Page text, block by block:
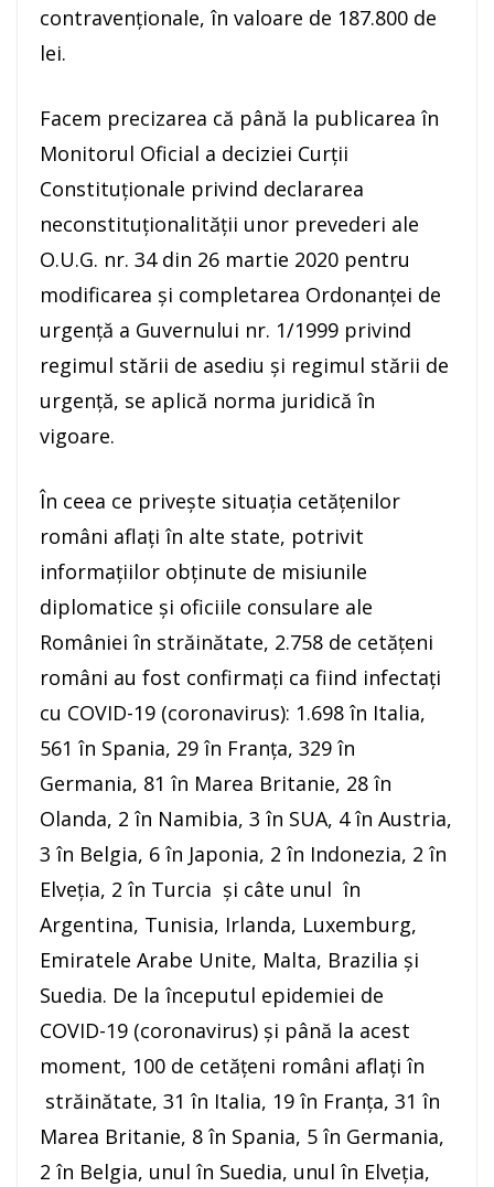
contravenţionale, în valoare de 187.800 de
lei.
Facem precizarea că până la publicarea în
Monitorul Oficial a deciziei Curții
Constituționale privind declararea
neconstituționalității unor prevederi ale
O.U.G. nr. 34 din 26 martie 2020 pentru
modificarea și completarea Ordonanței de
urgență a Guvernului nr. 1/1999 privind
regimul stării de asediu și regimul stării de
urgență, se aplică norma juridică în
vigoare.
În ceea ce privește situația cetățenilor
români aflați în alte state, potrivit
informațiilor obținute de misiunile
diplomatice și oficiile consulare ale
României în străinătate, 2.758 de cetățeni
români au fost confirmați ca fiind infectați
cu COVID-19 (coronavirus): 1.698 în Italia,
561 în Spania, 29 în Franța, 329 în
Germania, 81 în Marea Britanie, 28 în
Olanda, 2 în Namibia, 3 în SUA, 4 în Austria,
3 în Belgia, 6 în Japonia, 2 în Indonezia, 2 în
Elveția, 2 în Turcia și câte unul în
Argentina, Tunisia, Irlanda, Luxemburg,
Emiratele Arabe Unite, Malta, Brazilia și
Suedia. De la începutul epidemiei de
COVID-19 (coronavirus) și până la acest
moment, 100 de cetățeni români aflați în
străinătate, 31 în Italia, 19 în Franța, 31 în
Marea Britanie, 8 în Spania, 5 în Germania,
2 în Belgia, unul în Suedia, unul în Elveția,